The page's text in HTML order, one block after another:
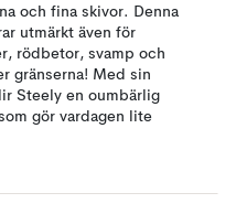
och fina skivor. Denna
utmärkt även för
rödbetor, svamp och
gränserna! Med sin
Steely en oumbärlig
gör vardagen lite